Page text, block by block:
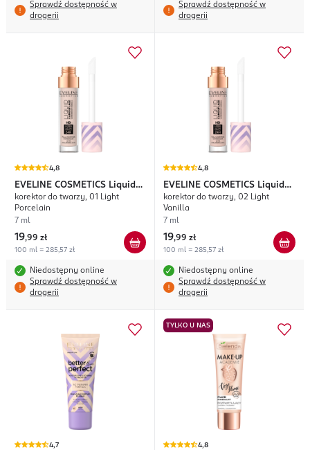
Sprawdź dostępność w
drogerii
Sprawdź dostępność w
drogerii
4,8
EVELINE COSMETICS Liquid
Camouflage
korektor do twarzy, 01 Light
Porcelain
7 ml
19,99 zł
100 ml = 285,57 zł
Niedostępny online
Sprawdź dostępność w
drogerii
4,8
EVELINE COSMETICS Liquid
Camouflage
korektor do twarzy, 02 Light
Vanilla
7 ml
19,99 zł
100 ml = 285,57 zł
Niedostępny online
Sprawdź dostępność w
drogerii
4,7
TYLKO U NAS
4,8